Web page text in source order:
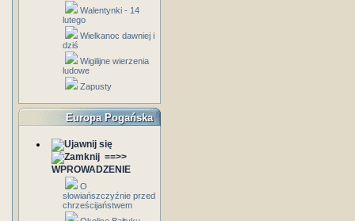
Walentynki - 14
lutego
Wielkanoc dawniej i
dziś
Wigilijne wierzenia
ludowe
Zapusty
Europa Pogańska
==>>
WPROWADZENIE
O
słowiańszczyźnie przed
chrześcijaństwem